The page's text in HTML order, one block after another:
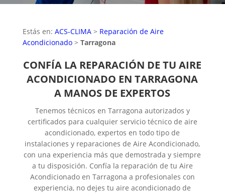
Estás en: ACS-CLIMA> Reparación de Aire
Acondicionado> Tarragona
CONFÍA LA REPARACIÓN DE TU AIRE
ACONDICIONADO EN TARRAGONA
A MANOS DE EXPERTOS
Tenemos técnicos en Tarragona autorizados y
certificados para cualquier servicio técnico de aire
acondicionado, expertos en todo tipo de
instalaciones y reparaciones de Aire Acondicionado,
con una experiencia más que demostrada y siempre
a tu disposición. Confía la reparación de tu Aire
Acondicionado en Tarragona a profesionales con
experiencia, no dejes tu aire acondicionado de